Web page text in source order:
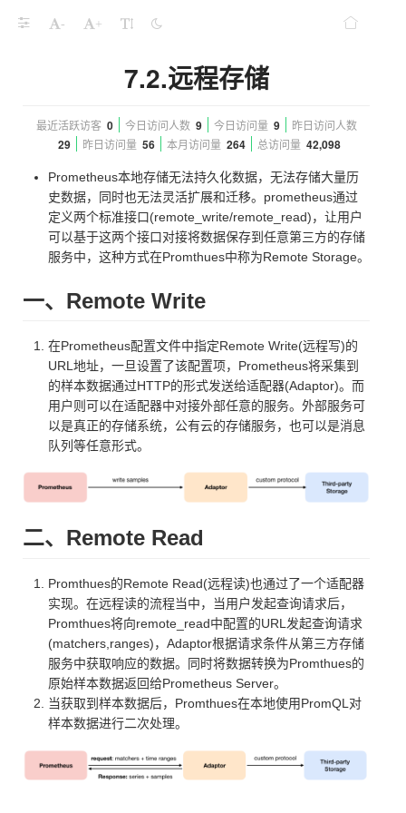
- +
7.2.远程存储
最近活跃访客 0 今日访问人数 9 今日访问量 9 昨日访问人数
29 昨日访问量 56 本月访问量 264 总访问量 42,098
Prometheus本地存储无法持久化数据，无法存储大量历
史数据，同时也无法灵活扩展和迁移。prometheus通过
定义两个标准接口(remote_write/remote_read)，让用户
可以基于这两个接口对接将数据保存到任意第三方的存储
服务中，这种方式在Promthues中称为Remote Storage。
一、Remote Write
在Prometheus配置文件中指定Remote Write(远程写)的
URL地址，一旦设置了该配置项，Prometheus将采集到
的样本数据通过HTTP的形式发送给适配器(Adaptor)。而
用户则可以在适配器中对接外部任意的服务。外部服务可
以是真正的存储系统，公有云的存储服务，也可以是消息
队列等任意形式。
二、Remote Read
Promthues的Remote Read(远程读)也通过了一个适配器
实现。在远程读的流程当中，当用户发起查询请求后，
Promthues将向remote_read中配置的URL发起查询请求
(matchers,ranges)，Adaptor根据请求条件从第三方存储
服务中获取响应的数据。同时将数据转换为Promthues的
原始样本数据返回给Prometheus Server。
当获取到样本数据后，Promthues在本地使用PromQL对
样本数据进行二次处理。